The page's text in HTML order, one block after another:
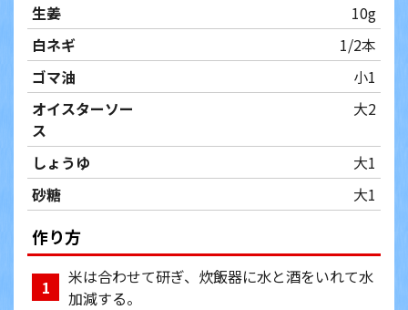
生姜
10g
白ネギ
1/2本
ゴマ油
小1
オイスターソー
ス
大2
しょうゆ
大1
砂糖
大1
作り方
1
米は合わせて研ぎ、炊飯器に水と酒をいれて水
加減する。